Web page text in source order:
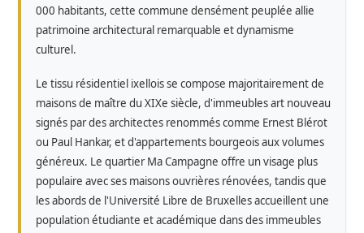
000 habitants, cette commune densément peuplée allie
patrimoine architectural remarquable et dynamisme
culturel.
Le tissu résidentiel ixellois se compose majoritairement de
maisons de maître du XIXe siècle, d'immeubles art nouveau
signés par des architectes renommés comme Ernest Blérot
ou Paul Hankar, et d'appartements bourgeois aux volumes
généreux. Le quartier Ma Campagne offre un visage plus
populaire avec ses maisons ouvrières rénovées, tandis que
les abords de l'Université Libre de Bruxelles accueillent une
population étudiante et académique dans des immeubles